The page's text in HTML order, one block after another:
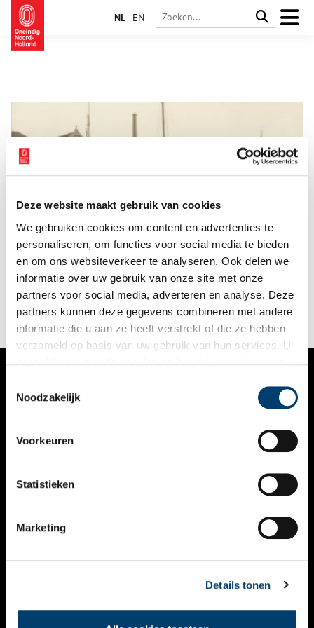
Deze website maakt gebruik van cookies
We gebruiken cookies om content en advertenties te
personaliseren, om functies voor social media te bieden
en om ons websiteverkeer te analyseren. Ook delen we
informatie over uw gebruik van onze site met onze
partners voor social media, adverteren en analyse. Deze
partners kunnen deze gegevens combineren met andere
informatie die u aan ze heeft verstrekt of die ze hebben
verzameld op basis van uw gebruik van hun services. U
Noodzakelijk
Voorkeuren
Statistieken
Marketing
Details tonen
NL EN
‘Als je in Alkmaar komt, dan struikel je over het kanaal’, aldus
Harry de Raad, coördinator dienstverlening bij het Regionaal
Archief Alkmaar. De komst van het Noordhollandsch Kanaal
schudde Alkmaar wakker, maar betekende een opoffering van
het oude stadshart.
VERHALEN
KALENDER
THEMA’S
VIDEO’S
CONTACT